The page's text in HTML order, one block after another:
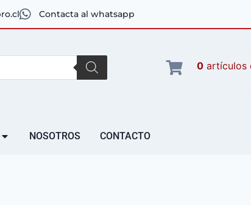
Contacta al whatsapp
0 artículos
NOSOTROS CONTACTO